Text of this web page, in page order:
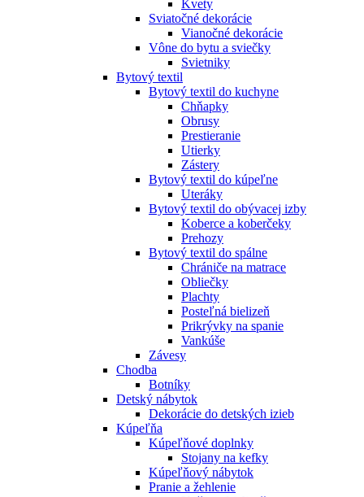
Kvety
Sviatočné dekorácie
Vianočné dekorácie
Vône do bytu a sviečky
Svietniky
Bytový textil
Bytový textil do kuchyne
Chňapky
Obrusy
Prestieranie
Utierky
Zástery
Bytový textil do kúpeľne
Uteráky
Bytový textil do obývacej izby
Koberce a koberčeky
Prehozy
Bytový textil do spálne
Chrániče na matrace
Obliečky
Plachty
Posteľná bielizeň
Prikrývky na spanie
Vankúše
Závesy
Chodba
Botníky
Detský nábytok
Dekorácie do detských izieb
Kúpeľňa
Kúpeľňové doplnky
Stojany na kefky
Kúpeľňový nábytok
Pranie a žehlenie